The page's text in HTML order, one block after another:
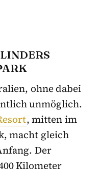
ohne dabei
unmöglich.
, mitten im
macht gleich
Der
Kilometer